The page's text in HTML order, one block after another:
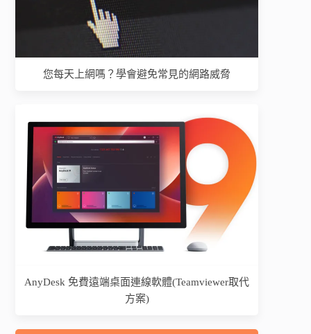
您每天上網嗎？學會避免常見的網路威脅
AnyDesk 免費遠端桌面連線軟體(Teamviewer取代
方案)